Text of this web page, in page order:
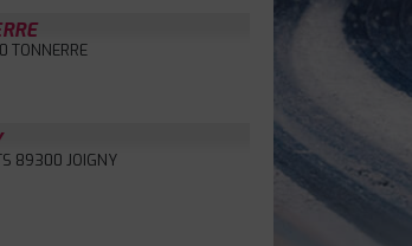
TONNERRE
89300 JOIGNY